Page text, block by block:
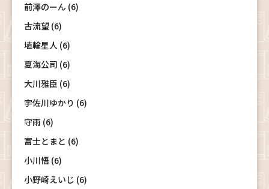
前澤のーん (6)
古流望 (6)
埴輪星人 (6)
夏海公司 (6)
大川雅臣 (6)
宇佐川ゆかり (6)
守雨 (6)
富士とまと (6)
小川悟 (6)
小野崎えいじ (6)